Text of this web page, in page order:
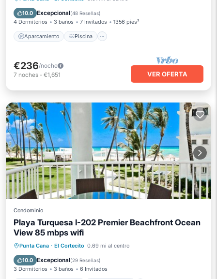
10.0 Excepcional(48 Reseñas)
4 Dormitorios 3 baños 7 Invitados 1356 pies²
Aparcamiento Piscina
Balcón/Terraza
€236/noche
7 noches - €1,651 VER OFERTA
Condominio
Playa Turquesa I-202 Premier Beachfront Ocean
View 85 mbps wifi
Punta Cana · El Cortecito 0.69 mi al centro
10.0 Excepcional(29 Reseñas)
3 Dormitorios 3 baños 6 Invitados
Bañera de hidromasaje
Aparcamiento
Piscina
Vista al mar